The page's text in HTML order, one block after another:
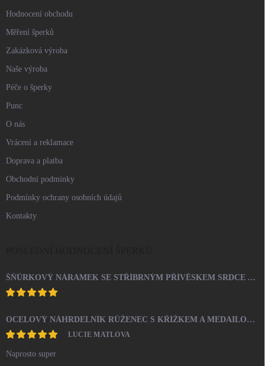
Hodnocení obchodu
Měření šperků
Zakázková výroba
Naše výroba
Péče o šperky
Punc
O nás
Vrácení a reklamace
Doprava a platba
Obchodní podmínky
Podmínky ochrany osobních údajů
Kontakty
ŠŇŮRKOVÝ NÁRAMEK SE STŘÍBRNÝM PŘÍVĚSKEM SRDCE A KRYSTALY SWAROVSKI CRYSTAL (STŘÍBRO 925/1000)
OCELOVÝ NÁHRDELNÍK RŮŽENEC S KŘÍŽKEM A MEDAILONEM
LUCIE MATLOVA
Naprosto super